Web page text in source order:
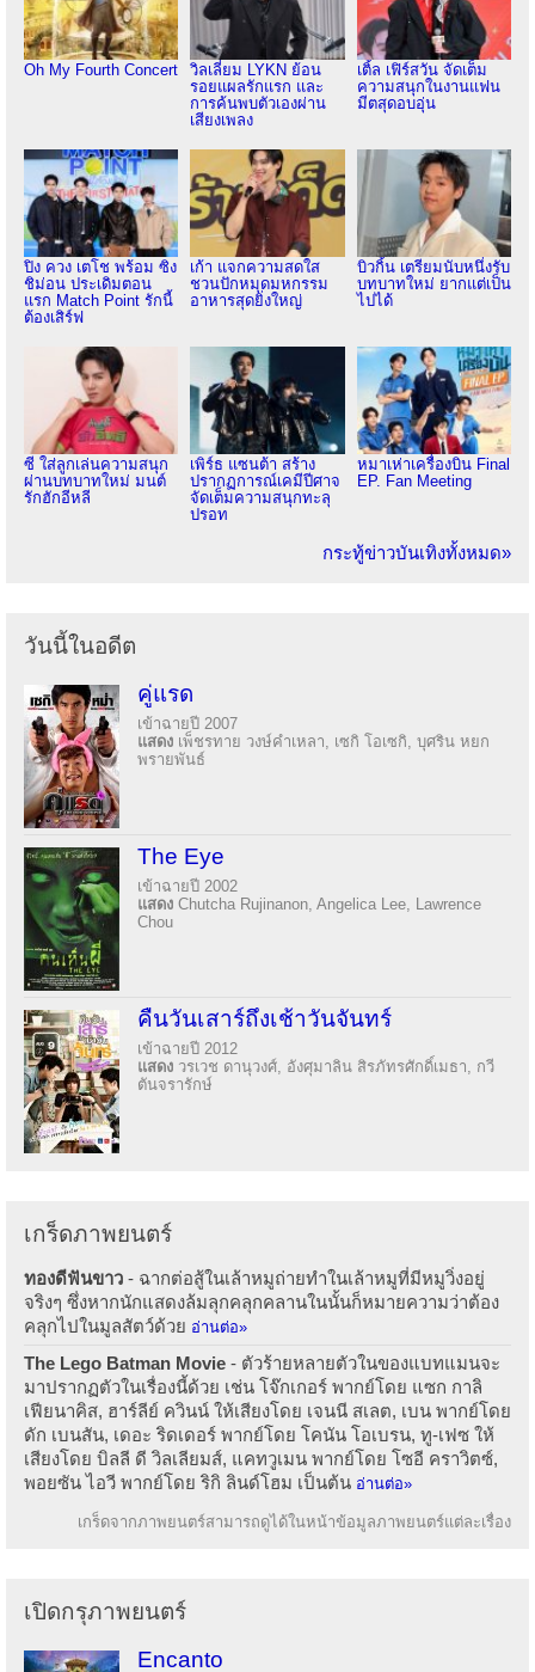
Oh My Fourth Concert
วิลเลี่ยม LYKN ย้อน
รอยแผลรักแรก และ
การค้นพบตัวเองผ่าน
เสียงเพลง
เติ้ล เฟิร์สวัน จัดเต็ม
ความสนุกในงานแฟน
มีตสุดอบอุ่น
ปิง ควง เตโช พร้อม ซิง
ชิม่อน ประเดิมตอน
แรก Match Point รักนี้
ต้องเสิร์ฟ
เก้า แจกความสดใส
ชวนปักหมุดมหกรรม
อาหารสุดยิ่งใหญ่
บิวกิ้น เตรียมนับหนึ่งรับ
บทบาทใหม่ ยากแต่เป็น
ไปได้
ซี ใส่ลูกเล่นความสนุก
ผ่านบทบาทใหม่ มนต์
รักฮักอีหลี
เพิร์ธ แซนต้า สร้าง
ปรากฏการณ์เคมีปีศาจ
จัดเต็มความสนุกทะลุ
ปรอท
หมาเห่าเครื่องบิน Final
EP. Fan Meeting
กระทู้ข่าวบันเทิงทั้งหมด»
วันนี้ในอดีต
คู่แรด
เข้าฉายปี 2007
แสดง เพ็ชรทาย วงษ์คำเหลา, เซกิ โอเซกิ, บุศริน หยก
พรายพันธ์
The Eye
เข้าฉายปี 2002
แสดง Chutcha Rujinanon, Angelica Lee, Lawrence
Chou
คืนวันเสาร์ถึงเช้าวันจันทร์
เข้าฉายปี 2012
แสดง วรเวช ดานุวงศ์, อังศุมาลิน สิรภัทรศักดิ์เมธา, กวี
ตันจรารักษ์
เกร็ดภาพยนตร์
ทองดีฟันขาว - ฉากต่อสู้ในเล้าหมูถ่ายทำในเล้าหมูที่มีหมูวิ่งอยู่
จริงๆ ซึ่งหากนักแสดงล้มลุกคลุกคลานในนั้นก็หมายความว่าต้อง
คลุกไปในมูลสัตว์ด้วย อ่านต่อ»
The Lego Batman Movie - ตัวร้ายหลายตัวในของแบทแมนจะ
มาปรากฏตัวในเรื่องนี้ด้วย เช่น โจ๊กเกอร์ พากย์โดย แซก กาลิ
เฟียนาคิส, ฮาร์ลีย์ ควินน์ ให้เสียงโดย เจนนี สเลต, เบน พากย์โดย
ดัก เบนสัน, เดอะ ริดเดอร์ พากย์โดย โคนัน โอเบรน, ทู-เฟซ ให้
เสียงโดย บิลลี ดี วิลเลียมส์, แคทวูเมน พากย์โดย โซอี คราวิตซ์,
พอยซัน ไอวี พากย์โดย ริกิ ลินด์โฮม เป็นต้น อ่านต่อ»
เกร็ดจากภาพยนตร์สามารถดูได้ในหน้าข้อมูลภาพยนตร์แต่ละเรื่อง
เปิดกรุภาพยนตร์
Encanto